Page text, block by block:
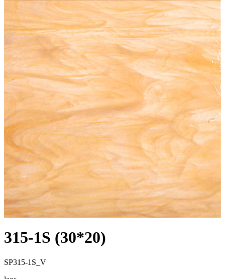
315-1S (30*20)
SP315-1S_V